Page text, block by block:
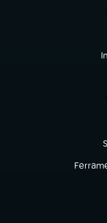
(abre